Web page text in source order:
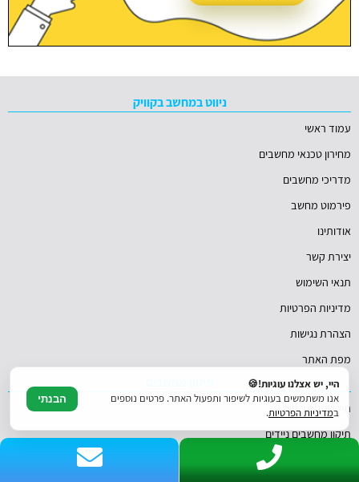
ניווט במחשב בקוויק
עמוד ראשי
מחירון טכנאי מחשבים
מדריכי מחשבים
פירמוט מחשב
אודותינו
יצירת קשר
תנאי השימוש
מדיניות הפרטיות
הצהרת נגישות
מפת האתר
תיקון מחשב נייח
תיקון מחשבים ניידים
החלפת דיסק קשיח למחשב
היי, יש אצלנו עוגיות!🍪
אנו משתמשים בעוגיות לשיפור ותפעול האתר. פרטים נוספים
במדיניות הפרטיות.
הבנתי